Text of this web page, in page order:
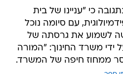
כי "עניינו של בית
עם סיומה נוכל
לשמוע את גרסתה של
משרד החינוך: "המורה
ממחוז חיפה של המשרד.